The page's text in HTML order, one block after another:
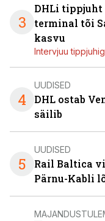
3
DHLi tippjuht
terminal tõi
kasvu
Intervjuu
4
UUDISED
DHL ostab
säilib
5
UUDISED
Rail Baltica
Pärnu-Kabli